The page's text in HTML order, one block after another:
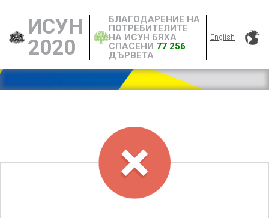
ИСУН
2020
БЛАГОДАРЕНИЕ НА
ПОТРЕБИТЕЛИТЕ
НА ИСУН БЯХА
СПАСЕНИ 77 256
ДЪРВЕТА
English